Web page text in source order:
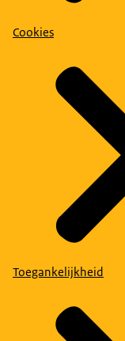
Cookies
Toegankelijkheid